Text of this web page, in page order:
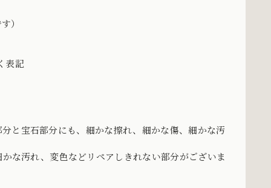
）
表記
と宝石部分にも、細かな擦れ、細かな傷、細かな汚
な汚れ、変色などリペアしきれない部分がございま